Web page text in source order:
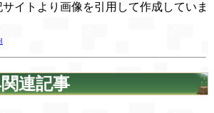
イトより画像を引用して作成していま
連記事